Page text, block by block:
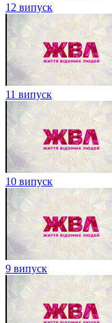
12 випуск
11 випуск
10 випуск
9 випуск